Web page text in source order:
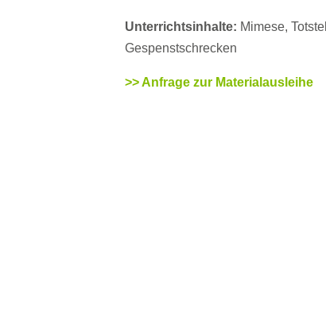
Unterrichtsinhalte: Mimese,
Gespenstschrecken
>> Anfrage zur Materialausleihe